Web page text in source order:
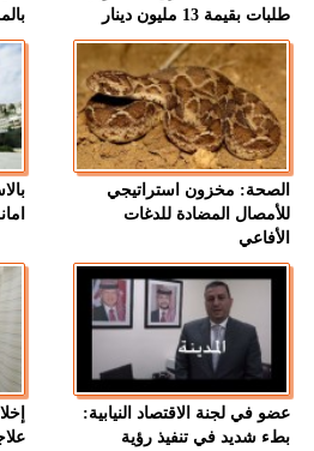
طلبات بقيمة 13 مليون دينار
الصحة: مخزون استراتيجي
للأمصال المضادة للدغات
الأفاعي
عضو في لجنة الاقتصاد النيابية:
بطء شديد في تنفيذ رؤية